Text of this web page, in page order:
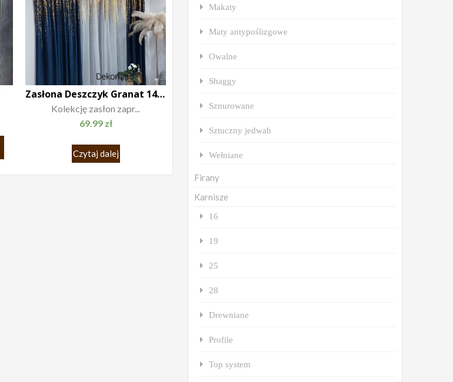
Zasłona Deszczyk Granat 140×250 taśma
Kolekcję zasłon zapr...
69.99 zł
Czytaj dalej
Makaty
Maty antypoślizgowe
Owalne
Shaggy
Sznurowane
Sztuczny jedwab
Wełniane
Firany
Karnisze
16
19
25
28
Drewniane
Profile
Top system